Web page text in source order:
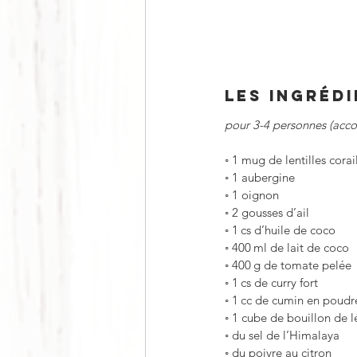
LES
pour 3-4 personnes
◦ 1 mug de lentilles corail
◦ 1 aubergine
◦ 1 oignon
◦ 2 gousses d’ail
◦ 1 cs d’huile de coco
◦ 400 ml de lait de coco
◦ 400 g de tomate pelée
◦ 1 cs de curry fort
◦ 1 cc de cumin en
◦ 1 cube de bouillon de
◦ du sel de l’Himalaya
◦ du poivre au citron